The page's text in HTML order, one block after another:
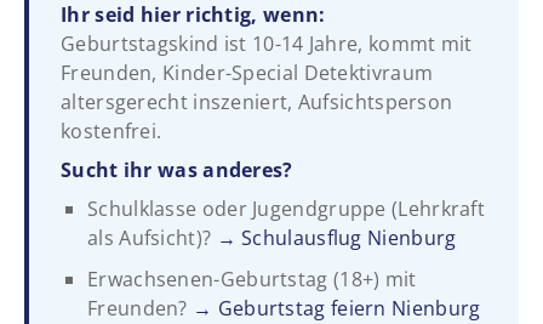
Ihr seid hier richtig, wenn:
Geburtstagskind ist 10-14 Jahre, kommt mit
Freunden, Kinder-Special Detektivraum
altersgerecht inszeniert, Aufsichtsperson
kostenfrei.
Sucht ihr was anderes?
Schulklasse oder Jugendgruppe (Lehrkraft
als Aufsicht)? → Schulausflug Nienburg
Erwachsenen-Geburtstag (18+) mit
Freunden? → Geburtstag feiern Nienburg